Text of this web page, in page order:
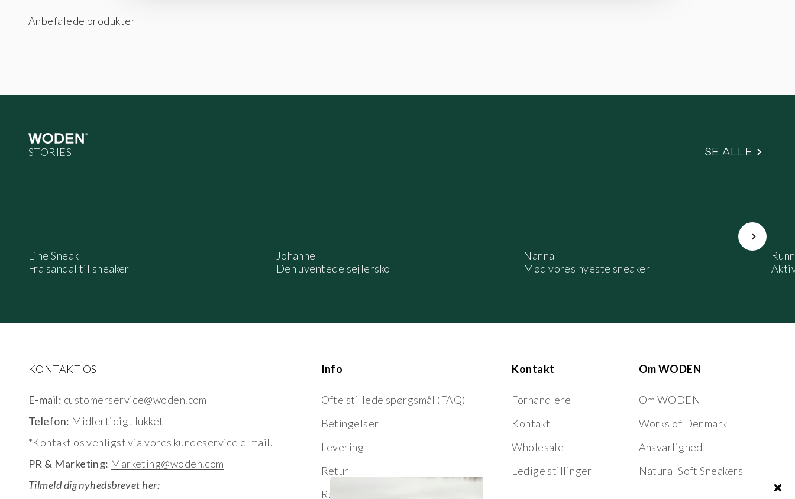
SE ALLE
Line Sneak
Fra sandal til sneaker
Johanne
Den uventede sejlersko
Nanna
Mød vores nyeste sneaker
Næste
KONTAKT OS
E-mail: customerservice@woden.com
Telefon: Midlertidigt lukket
*Kontakt os venligst via vores kundeservice e-mail.
PR & Marketing: Marketing@woden.com
Tilmeld dig nyhedsbrevet her:
Info
Ofte stillede spørgsmål (FAQ)
Betingelser
Levering
Retur
Reklamation
Kontakt
Forhandlere
Kontakt
Wholesale
Ledige stillinger
Om WODEN
Om WODEN
Works of Denmark
Ansvarlighed
Natural Soft Sneakers